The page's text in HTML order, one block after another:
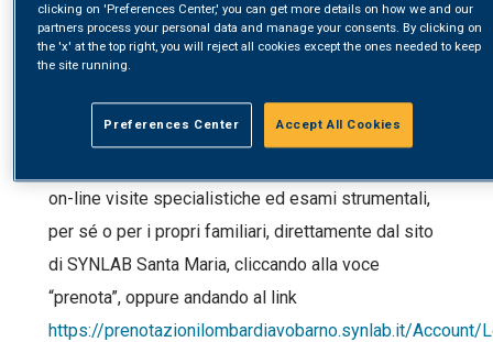
on-line visite specialistiche ed esami strumentali,
per sé o per i propri familiari, direttamente dal sito
di SYNLAB Santa Maria, cliccando alla voce
“prenota”, oppure andando al link
https://prenotazionilombardiavobarno.synlab.it/Account/
clicking on 'Preferences Center,' you can get more details on how we and our
partners process your personal data and manage your consents. By clicking on
the 'x' at the top right, you will reject all cookies except the ones needed to keep
the site running.
Preferences Center Accept All Cookies